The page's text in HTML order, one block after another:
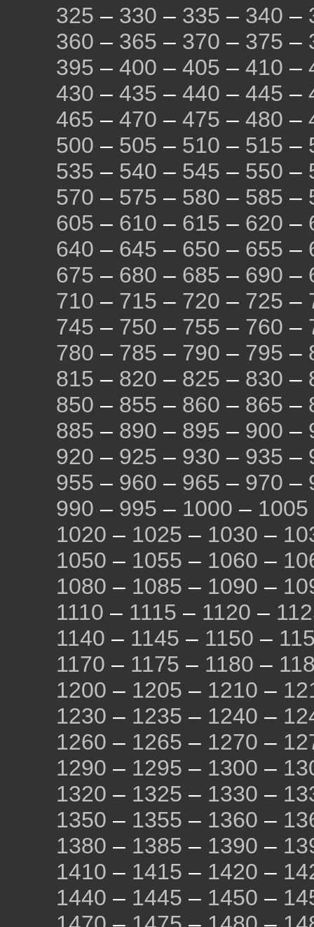
325 – 330 – 335 – 340 –
360 – 365 – 370 – 375 –
395 – 400 – 405 – 410 –
430 – 435 – 440 – 445 –
465 – 470 – 475 – 480 –
500 – 505 – 510 – 515 –
535 – 540 – 545 – 550 –
570 – 575 – 580 – 585 –
605 – 610 – 615 – 620 –
640 – 645 – 650 – 655 –
675 – 680 – 685 – 690 –
710 – 715 – 720 – 725 –
745 – 750 – 755 – 760 –
780 – 785 – 790 – 795 –
815 – 820 – 825 – 830 –
850 – 855 – 860 – 865 –
885 – 890 – 895 – 900 –
920 – 925 – 930 – 935 –
955 – 960 – 965 – 970 –
990 – 995 – 1000 – 1005
1020 – 1025 – 1030 –
1050 – 1055 – 1060 –
1080 – 1085 – 1090 –
1110 – 1115 – 1120 –
1140 – 1145 – 1150 –
1170 – 1175 – 1180 –
1200 – 1205 – 1210 –
1230 – 1235 – 1240 –
1260 – 1265 – 1270 –
1290 – 1295 – 1300 –
1320 – 1325 – 1330 –
1350 – 1355 – 1360 –
1380 – 1385 – 1390 –
1410 – 1415 – 1420 –
1440 – 1445 – 1450 –